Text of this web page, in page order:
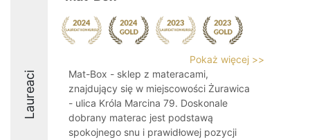
Laureaci
Pokaż więcej >>
Mat-Box - sklep z materacami,
znajdujący się w miejscowości Żurawica
- ulica Króla Marcina 79. Doskonale
dobrany materac jest podstawą
spokojnego snu i prawidłowej pozycji